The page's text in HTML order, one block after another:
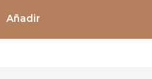
Añadir